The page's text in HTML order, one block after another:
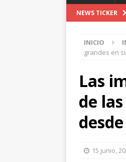
NEWS TICKER
INICIO
grandes en
Las
de
15 junio,